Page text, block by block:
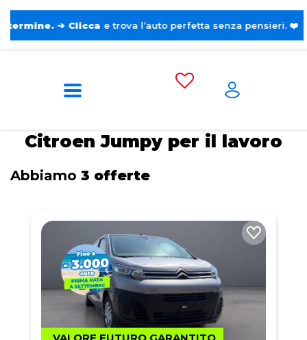
➔ Clicca e trova l’auto perfetta senza pensieri. ❤️
Jumpy
Citroen Jumpy per il lavoro
Abbiamo 3 offerte
VALORE FUTURO GARANTITO